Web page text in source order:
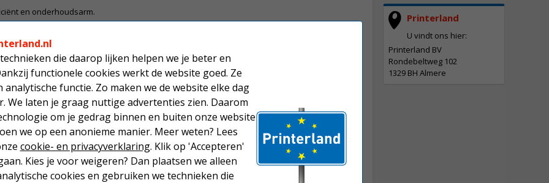
Printerland
U vindt ons hier:
Printerland BV
Rondebeltweg 102
1329 BH Almere
en onderhoudsarm.
modellen met Wi-Fi.
modellen printen in zwart-
modellen printen ook in
alle laserprinters
volgende vragen:
die daarop lijken helpen we je beter en
functionele cookies werkt de website goed. Ze
analytische functie. Zo maken we de website elke dag
We laten je graag nuttige advertenties zien. Daarom
om je gedrag binnen en buiten onze website
we op een anonieme manier. Meer weten? Lees
cookie- en privacyverklaring. Klik op 'Accepteren'
Kies je voor weigeren? Dan plaatsen we alleen
cookies en gebruiken we technieken die